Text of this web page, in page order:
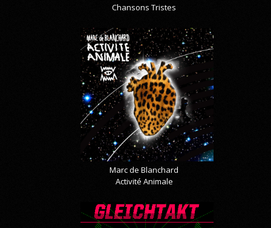
Chansons Tristes
Marc de Blanchard
Activité Animale